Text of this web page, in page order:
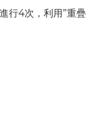
行4次，利用”重疊